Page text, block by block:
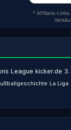
* Affiliate-
League kicker.de 3.
La Liga